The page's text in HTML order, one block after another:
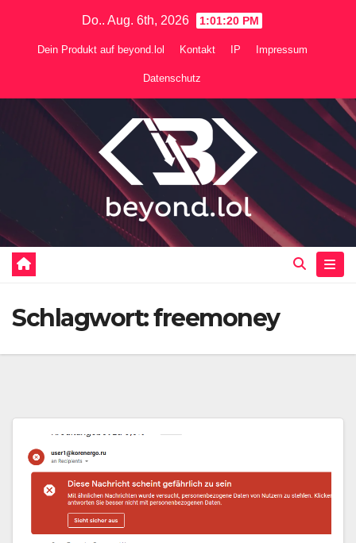
Do.. Aug. 6th, 2026 1:01:21 PM
Dein Produkt auf beyond.lol Kontakt IP Impressum
Datenschutz
Schlagwort:freemoney